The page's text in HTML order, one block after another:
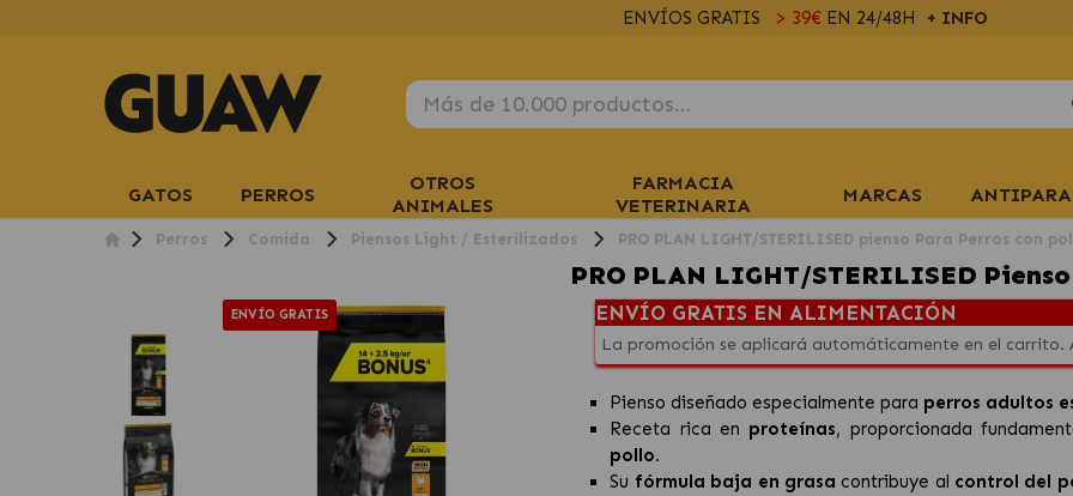
ENVÍOS GRATIS > 39€EN 24/48H + INFO
GATOS PERROS
OTROS
ANIMALES
FARMACIA
VETERINARIA
MARCAS
Perros Comida Piensos Light / Esterilizados PRO PLAN LIGHT/STERILISED pienso Para Perros con
PRO PLAN LIGHT/STERILISED
ENVÍO GRATIS ENVÍO GRATIS EN ALIMENTACIÓN
La promoción se aplicará automáticamente en el carrito.
Pienso diseñado especialmente para perros adultos
Receta rica en proteínas, proporcionada
pollo.
Su fórmula baja en grasa contribuye al control del